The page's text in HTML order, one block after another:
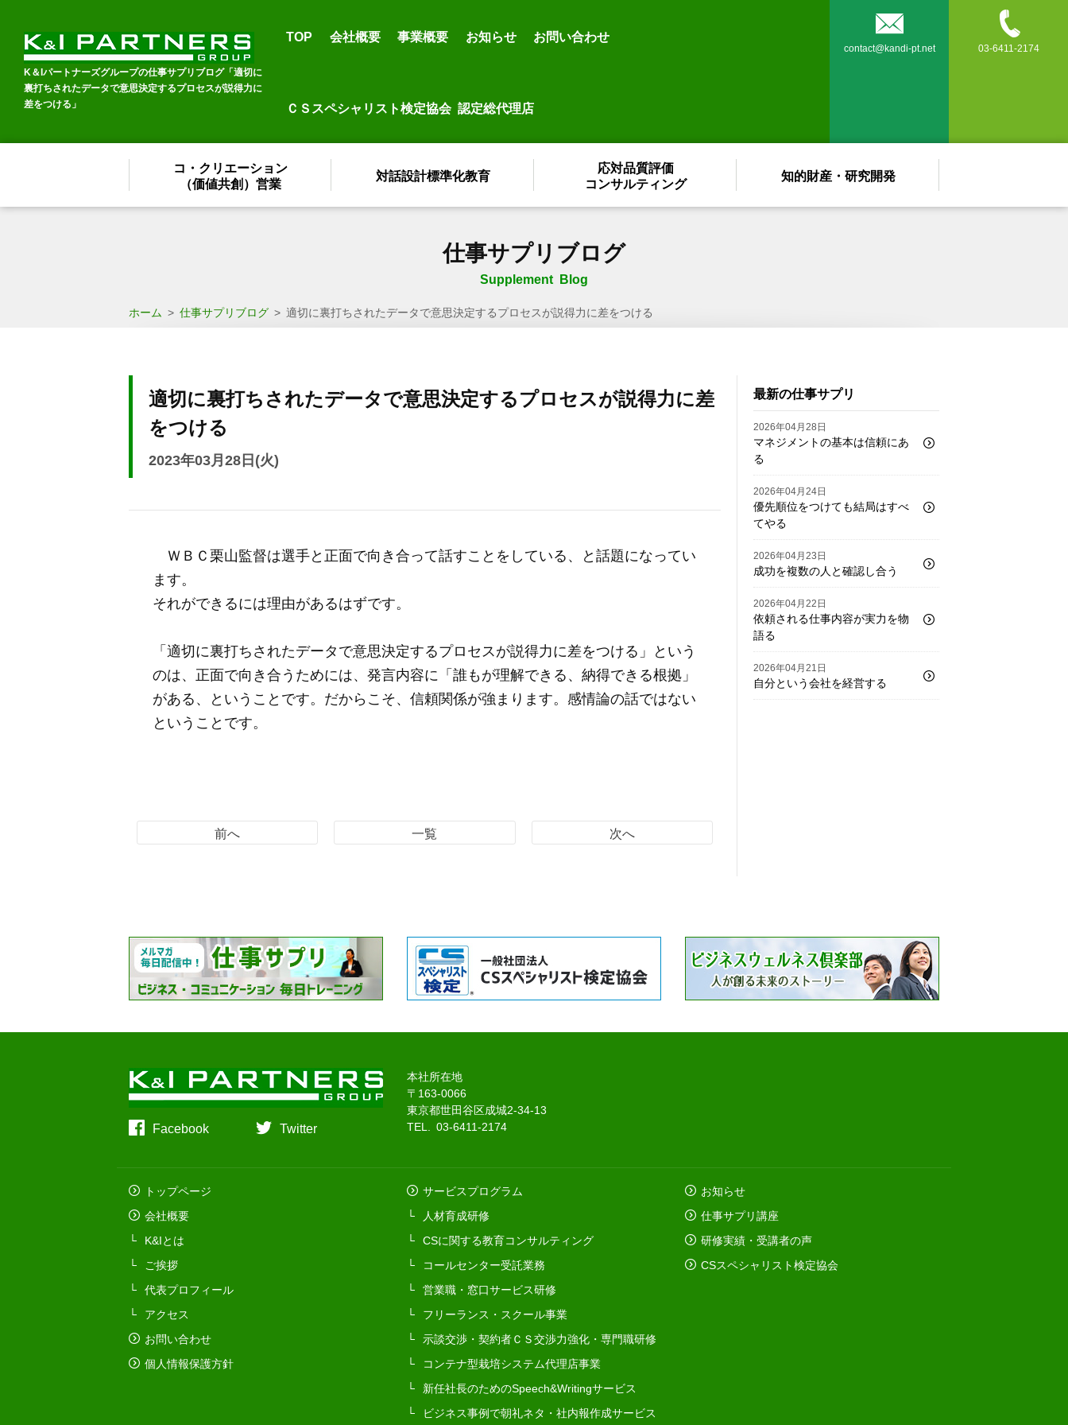
K＆Iパートナーズグループの仕事サプリブログ「適切に
裏打ちされたデータで意思決定するプロセスが説得力に
差をつける」
TOP 会社概要 事業概要 お知らせ お問い合わせ
ＣＳスペシャリスト検定協会 認定総代理店

contact@kandi-pt.net

03-6411-2174
コ・クリエーション
（価値共創）営業
対話設計標準化教育
応対品質評価
コンサルティング
知的財産・研究開発
仕事サプリブログ
Supplement Blog
ホーム > 仕事サプリブログ > 適切に裏打ちされたデータで意思決定するプロセスが説得力に差をつける
適切に裏打ちされたデータで意思決定するプロセスが説得力に差
をつける
2023年03月28日(火)
ＷＢＣ栗山監督は選手と正面で向き合って話すことをしている、と話題になってい
ます。
それができるには理由があるはずです。
「適切に裏打ちされたデータで意思決定するプロセスが説得力に差をつける」という
のは、正面で向き合うためには、発言内容に「誰もが理解できる、納得できる根拠」
がある、ということです。だからこそ、信頼関係が強まります。感情論の話ではない
ということです。
前へ 一覧 次へ
最新の仕事サプリ
2026年04月28日
マネジメントの基本は信頼にあ
る
2026年04月24日
優先順位をつけても結局はすべ
てやる
2026年04月23日
成功を複数の人と確認し合う
2026年04月22日
依頼される仕事内容が実力を物
語る
2026年04月21日
自分という会社を経営する
Facebook Twitter
本社所在地
〒163-0066
東京都世田谷区成城2-34-13
TEL. 03-6411-2174
トップページ
会社概要
K&Iとは
ご挨拶
代表プロフィール
アクセス
お問い合わせ
個人情報保護方針
サービスプログラム
人材育成研修
CSに関する教育コンサルティング
コールセンター受託業務
営業職・窓口サービス研修
フリーランス・スクール事業
示談交渉・契約者ＣＳ交渉力強化・専門職研修
コンテナ型栽培システム代理店事業
新任社長のためのSpeech&Writingサービス
ビジネス事例で朝礼ネタ・社内報作成サービス
お知らせ
仕事サプリ講座
研修実績・受講者の声
CSスペシャリスト検定協会